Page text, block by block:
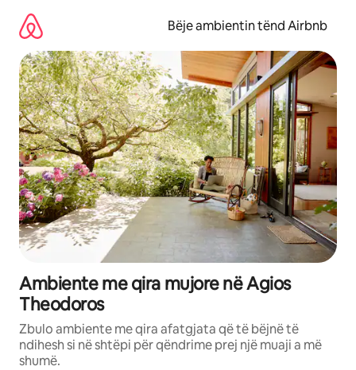
përmbajtja
Bëje ambientin tënd Airbnb
Ambiente me qira mujore në Agios
Theodoros
Zbulo ambiente me qira afatgjata që të bëjnë të
ndihesh si në shtëpi për qëndrime prej një muaji a më
shumë.